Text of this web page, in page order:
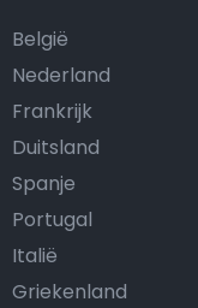
België
Nederland
Frankrijk
Duitsland
Spanje
Portugal
Italië
Griekenland